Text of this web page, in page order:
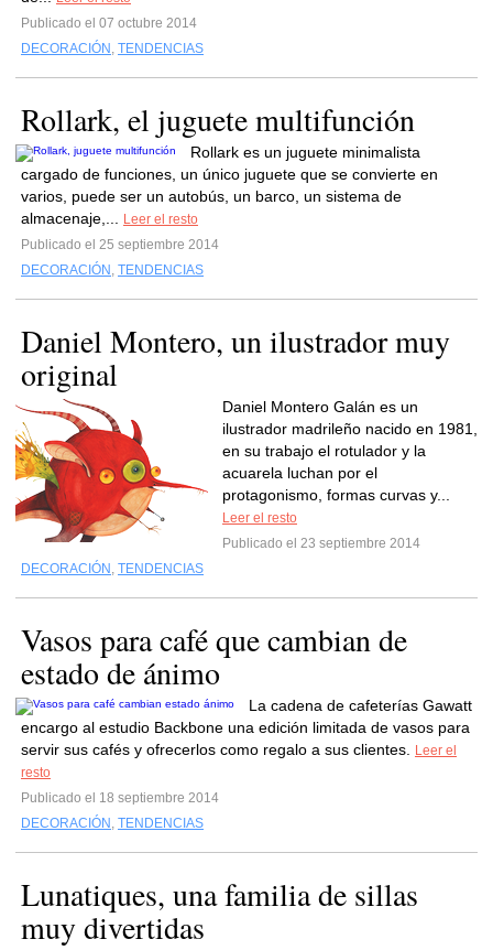
Publicado el 07 octubre 2014
DECORACIÓN , TENDENCIAS
Rollark, el juguete multifunción
Rollark es un juguete minimalista
cargado de funciones, un único juguete que se convierte en
varios, puede ser un autobús, un barco, un sistema de
almacenaje,...
Leer el resto
Publicado el 25 septiembre 2014
DECORACIÓN , TENDENCIAS
Daniel Montero, un ilustrador muy
original
Daniel Montero Galán es un
ilustrador madrileño nacido en 1981,
en su trabajo el rotulador y la
acuarela luchan por el
protagonismo, formas curvas y...
Leer el resto
Publicado el 23 septiembre 2014
DECORACIÓN , TENDENCIAS
Vasos para café que cambian de
estado de ánimo
La cadena de cafeterías Gawatt
encargo al estudio Backbone una edición limitada de vasos para
servir sus cafés y ofrecerlos como regalo a sus clientes.
Leer el
resto
Publicado el 18 septiembre 2014
DECORACIÓN , TENDENCIAS
Lunatiques, una familia de sillas
muy divertidas